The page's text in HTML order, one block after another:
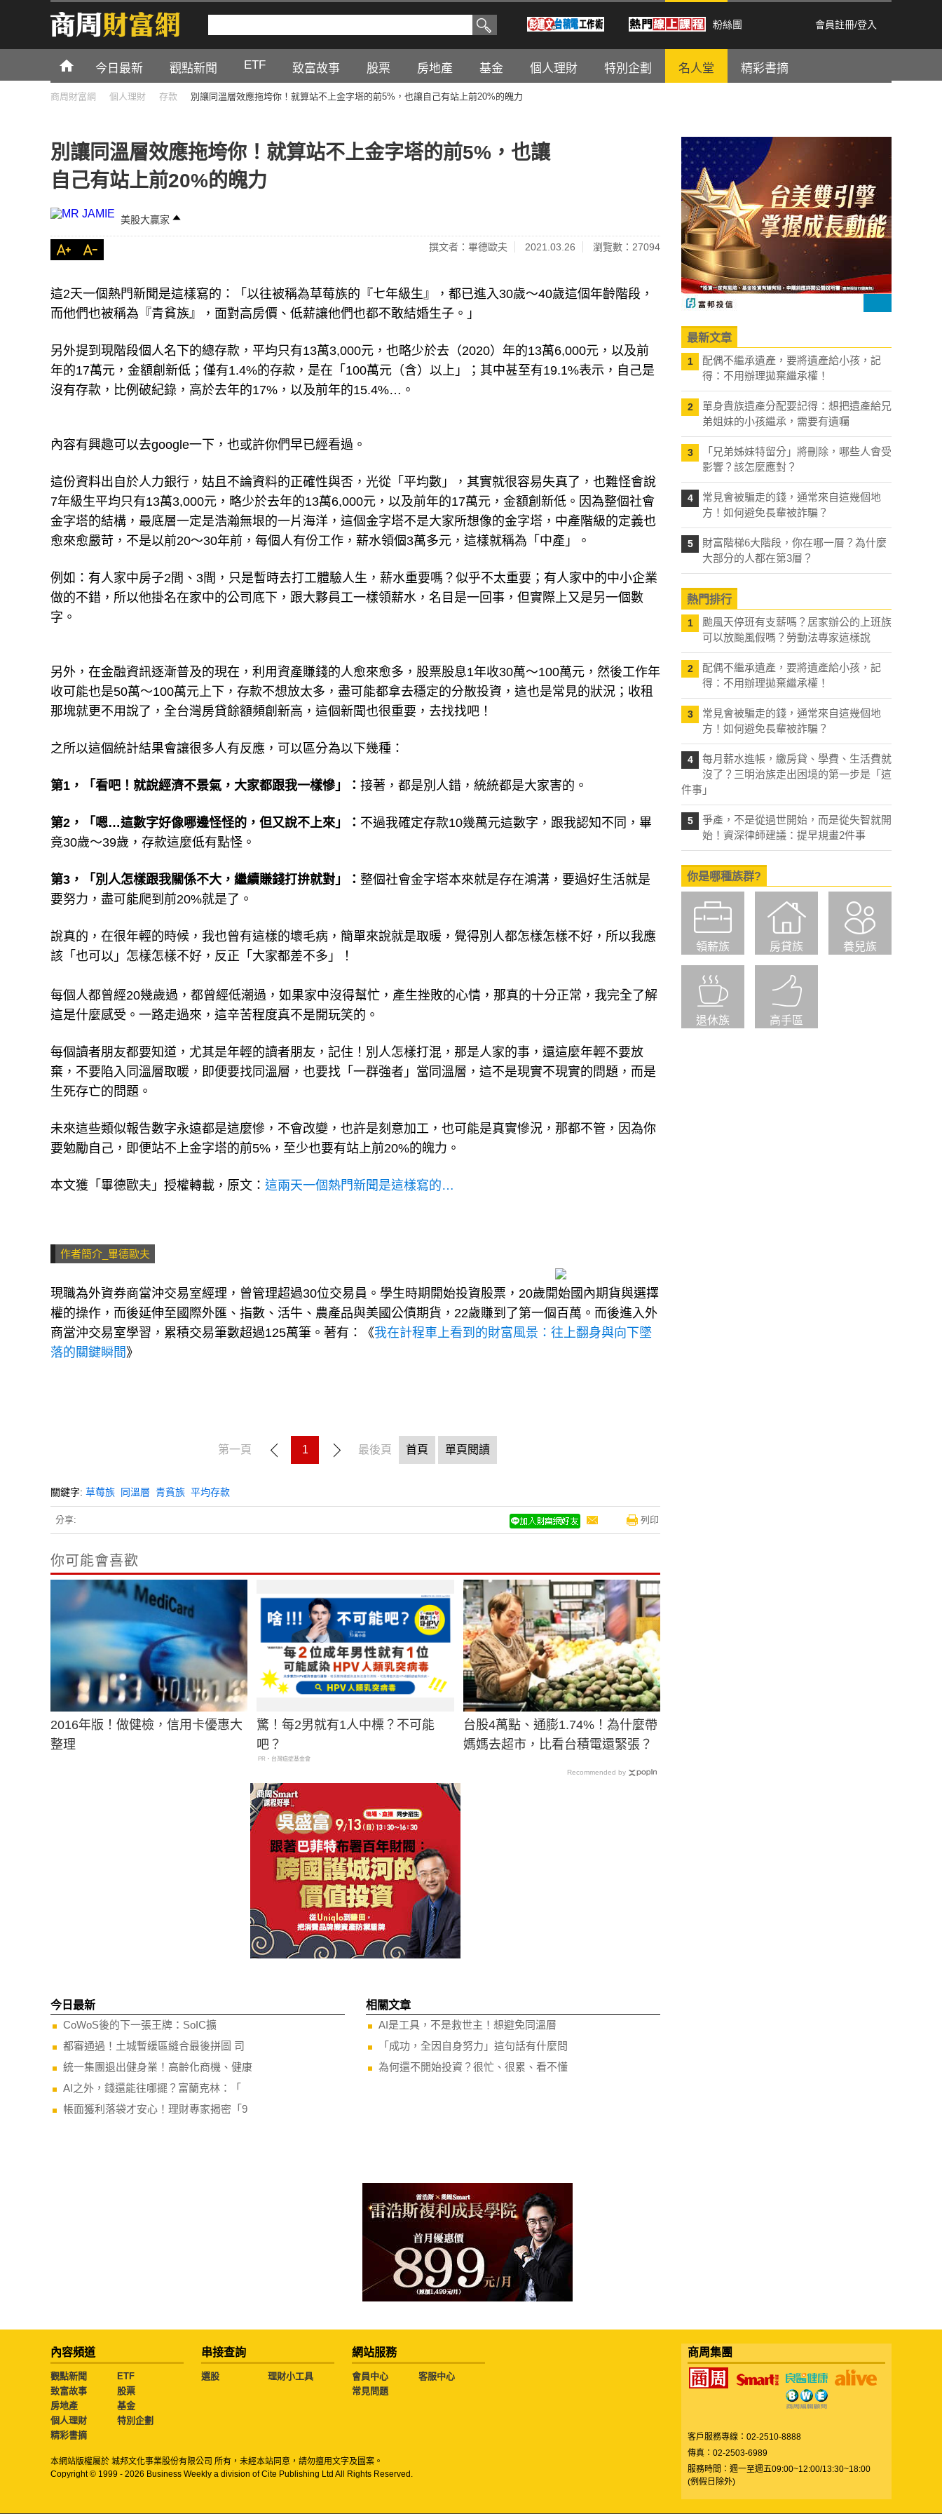
粉絲團 會員註冊/登入
今日最新 觀點新聞 ETF 致富故事 股票 房地產 基金 個人理財 特別企劃 名人堂 精彩書摘
商周財富網 個人理財 存款 別讓同溫層效應拖垮你！就算站不上金字塔的前5%，也讓自己有站上前20%的魄力
別讓同溫層效應拖垮你！就算站不上金字塔的前5%，也讓
自己有站上前20%的魄力
美股大贏家
撰文者：畢德歐夫 2021.03.26 瀏覽數：27094
這2天一個熱門新聞是這樣寫的：「以往被稱為草莓族的『七年級生』，都已進入30歲～40歲這個年齡階段，
而他們也被稱為『青貧族』，面對高房價、低薪讓他們也都不敢結婚生子。」
另外提到現階段個人名下的總存款，平均只有13萬3,000元，也略少於去（2020）年的13萬6,000元，以及前
年的17萬元，金額創新低；僅有1.4%的存款，是在「100萬元（含）以上」；其中甚至有19.1%表示，自己是
沒有存款，比例破紀錄，高於去年的17%，以及前年的15.4%…。
內容有興趣可以去google一下，也或許你們早已經看過。
這份資料出自於人力銀行，姑且不論資料的正確性與否，光從「平均數」，其實就很容易失真了，也難怪會說
7年級生平均只有13萬3,000元，略少於去年的13萬6,000元，以及前年的17萬元，金額創新低。因為整個社會
金字塔的結構，最底層一定是浩瀚無垠的一片海洋，這個金字塔不是大家所想像的金字塔，中產階級的定義也
愈來愈嚴苛，不是以前20～30年前，每個人有份工作，薪水領個3萬多元，這樣就稱為「中產」。
例如：有人家中房子2間、3間，只是暫時去打工體驗人生，薪水重要嗎？似乎不太重要；有人家中的中小企業
做的不錯，所以他掛名在家中的公司底下，跟大夥員工一樣領薪水，名目是一回事，但實際上又是另一個數
字。
另外，在金融資訊逐漸普及的現在，利用資產賺錢的人愈來愈多，股票股息1年收30萬～100萬元，然後工作年
收可能也是50萬～100萬元上下，存款不想放太多，盡可能都拿去穩定的分散投資，這也是常見的狀況；收租
那塊就更不用說了，全台灣房貸餘額頻創新高，這個新聞也很重要，去找找吧！
之所以這個統計結果會讓很多人有反應，可以區分為以下幾種：
第1，「看吧！就說經濟不景氣，大家都跟我一樣慘」： 接著，都是別人錯，統統都是大家害的。
第2，「嗯…這數字好像哪邊怪怪的，但又說不上來」： 不過我確定存款10幾萬元這數字，跟我認知不同，畢
竟30歲～39歲，存款這麼低有點怪。
第3，「別人怎樣跟我關係不大，繼續賺錢打拚就對」： 整個社會金字塔本來就是存在鴻溝，要過好生活就是
要努力，盡可能爬到前20%就是了。
說真的，在很年輕的時候，我也曾有這樣的壞毛病，簡單來說就是取暖，覺得別人都怎樣怎樣不好，所以我應
該「也可以」怎樣怎樣不好，反正「大家都差不多」！
每個人都曾經20幾歲過，都曾經低潮過，如果家中沒得幫忙，產生挫敗的心情，那真的十分正常，我完全了解
這是什麼感受。一路走過來，這辛苦程度真不是開玩笑的。
每個讀者朋友都要知道，尤其是年輕的讀者朋友，記住！別人怎樣打混，那是人家的事，還這麼年輕不要放
棄，不要陷入同溫層取暖，即便要找同溫層，也要找「一群強者」當同溫層，這不是現實不現實的問題，而是
生死存亡的問題。
未來這些類似報告數字永遠都是這麼慘，不會改變，也許是刻意加工，也可能是真實慘況，那都不管，因為你
要勉勵自己，即便站不上金字塔的前5%，至少也要有站上前20%的魄力。
本文獲「畢德歐夫」授權轉載，原文： 這兩天一個熱門新聞是這樣寫的…
作者簡介_畢德歐夫
現職為外資券商當沖交易室經理，曾管理超過30位交易員。學生時期開始投資股票，20歲開始國內期貨與選擇
權的操作，而後延伸至國際外匯、指數、活牛、農產品與美國公債期貨，22歲賺到了第一個百萬。而後進入外
商當沖交易室學習，累積交易筆數超過125萬筆。著有：《我在計程車上看到的財富風景：往上翻身與向下墜
落的關鍵瞬間》
第一頁 1 最後頁 首頁 單頁閱讀
關鍵字: 草莓族 同溫層 青貧族 平均存款
分享: 列印
你可能會喜歡
2016年版！做健檢，信用卡優惠大
整理
驚！每2男就有1人中標？不可能
吧？
PR・台灣癌症基金會
台股4萬點、通膨1.74%！為什麼帶
媽媽去超市，比看台積電還緊張？
Recommended by
今日最新
CoWoS後的下一張王牌：SoIC擴
都審通過！土城暫緩區縫合最後拼圖 司
統一集團退出健身業！高齡化商機、健康
AI之外，錢還能往哪擺？富蘭克林：「
帳面獲利落袋才安心！理財專家揭密「9
相關文章
AI是工具，不是救世主！想避免同溫層
「成功，全因自身努力」這句話有什麼問
為何還不開始投資？很忙、很累、看不懂
最新文章
1
配偶不繼承遺產，要將遺產給小孩，記
得：不用辦理拋棄繼承權！
2
單身貴族遺產分配要記得：想把遺產給兄
弟姐妹的小孩繼承，需要有遺囑
3
「兄弟姊妹特留分」將刪除，哪些人會受
影響？該怎麼應對？
4
常見會被騙走的錢，通常來自這幾個地
方！如何避免長輩被詐騙？
5
財富階梯6大階段，你在哪一層？為什麼
大部分的人都在第3層？
熱門排行
1
颱風天停班有支薪嗎？居家辦公的上班族
可以放颱風假嗎？勞動法專家這樣說
2
配偶不繼承遺產，要將遺產給小孩，記
得：不用辦理拋棄繼承權！
3
常見會被騙走的錢，通常來自這幾個地
方！如何避免長輩被詐騙？
4
每月薪水進帳，繳房貸、學費、生活費就
沒了？三明治族走出困境的第一步是「這
件事」
5
爭產，不是從過世開始，而是從失智就開
始！資深律師建議：提早規畫2件事
你是哪種族群?
領薪族 房貸族 養兒族
退休族 高手區
內容頻道
觀點新聞
ETF
致富故事
股票
房地產
基金
個人理財
特別企劃
精彩書摘
串接查詢
選股 理財小工具
網站服務
會員中心
客服中心
常見問題
本網站版權屬於 城邦文化事業股份有限公司 所有，未經本站同意，請勿擅用文字及圖案。
Copyright © 1999 - 2026 Business Weekly a division of Cite Publishing Ltd All Rights Reserved.
商周集團
客戶服務專線：02-2510-8888
傳真：02-2503-6989
服務時間：週一至週五09:00~12:00/13:30~18:00
(例假日除外)